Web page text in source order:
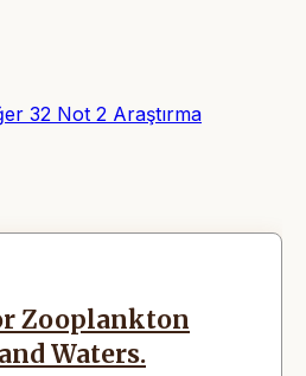
32 Not 2 Araştırma
Zooplankton
Waters.